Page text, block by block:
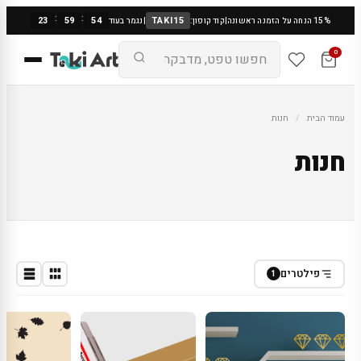
15% הנחה על הזמנה ראשונה |קוד קופון: TAKI15
|נגמר בעוד 23 : 59 : 53
0
עמוד הבית / חנות
חנות
פילטרים 1